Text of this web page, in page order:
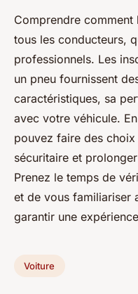
Comprendre comment
tous les conducteurs,
professionnels. Les
un pneu fournissent
caractéristiques, sa
avec votre véhicule.
pouvez faire des
sécuritaire et
Prenez le temps de
et de vous familiariser
garantir une
Voiture